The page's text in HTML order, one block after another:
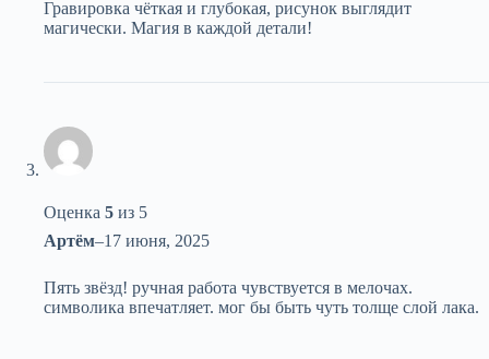
Гравировка чёткая и глубокая, рисунок выглядит
магически. Магия в каждой детали!
Оценка 5 из 5
Артём–17 июня, 2025
Пять звёзд! ручная работа чувствуется в мелочах.
символика впечатляет. мог бы быть чуть толще слой лака.